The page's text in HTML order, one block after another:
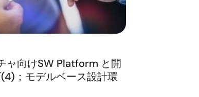
ャ向けSW Platform と開
；モデルベース設計環